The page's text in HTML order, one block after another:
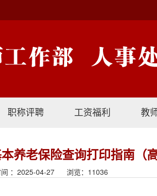
职称评聘 工资福利 教
养老保险查询打印指南（高
间 ：2025-04-27 浏览： 11036